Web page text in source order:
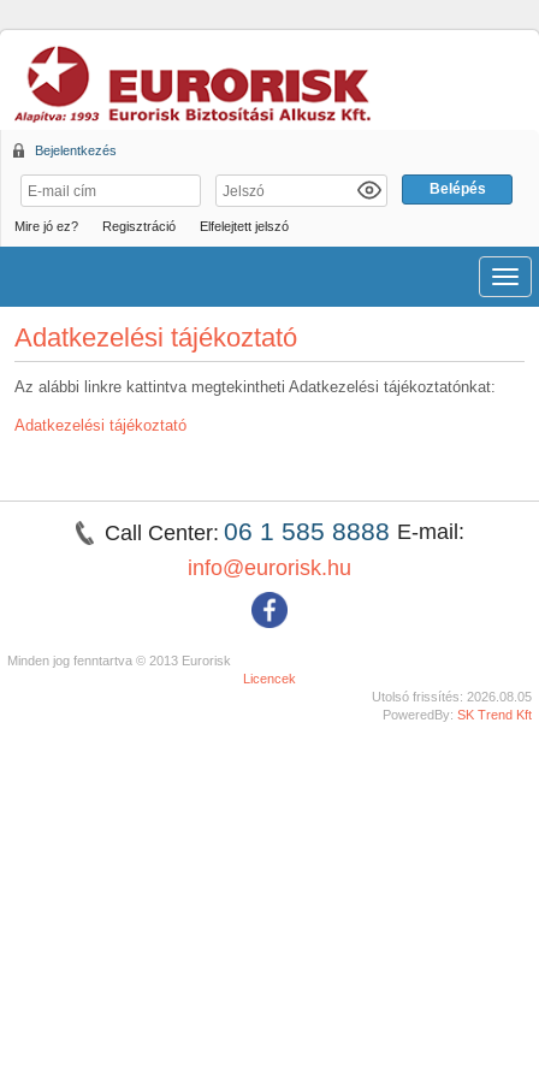
Bejelentkezés
Mire jó ez? Regisztráció Elfelejtett jelszó
Adatkezelési tájékoztató
Az alábbi linkre kattintva megtekintheti Adatkezelési tájékoztatónkat:
Adatkezelési tájékoztató
Call Center: 06 1 585 8888 E-mail:
info@eurorisk.hu
Minden jog fenntartva © 2013 Eurorisk
Licencek
Utolsó frissítés: 2026.08.05
PoweredBy: SK Trend Kft